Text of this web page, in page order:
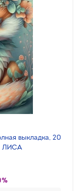
выкладка, 20
ЛИСА